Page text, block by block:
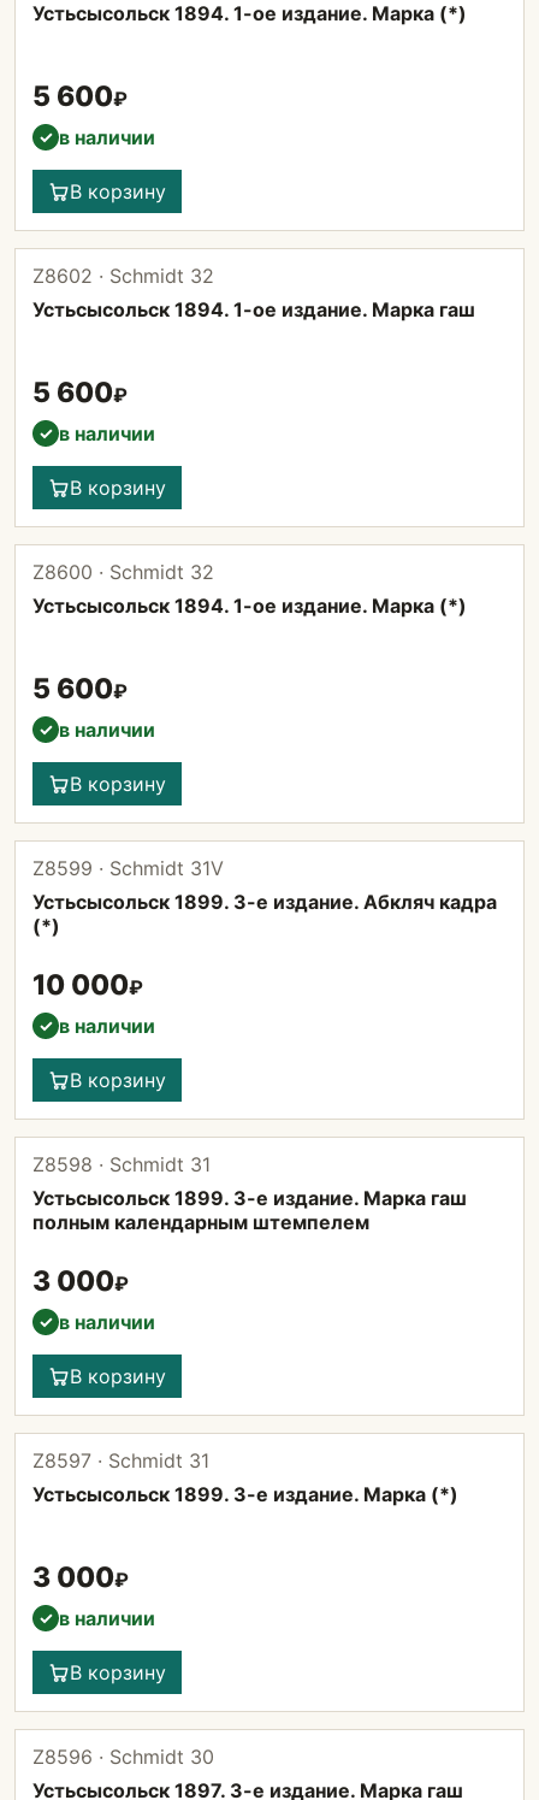
Устьсысольск 1894. 1-ое издание. Марка (*)
5 600₽
✓ в наличии
В корзину
Z8602 · Schmidt 32
Устьсысольск 1894. 1-ое издание. Марка гаш
5 600₽
✓ в наличии
В корзину
Z8600 · Schmidt 32
Устьсысольск 1894. 1-ое издание. Марка (*)
5 600₽
✓ в наличии
В корзину
Z8599 · Schmidt 31V
Устьсысольск 1899. 3-е издание. Абкляч кадра
(*)
10 000₽
✓ в наличии
В корзину
Z8598 · Schmidt 31
Устьсысольск 1899. 3-е издание. Марка гаш
полным календарным штемпелем
3 000₽
✓ в наличии
В корзину
Z8597 · Schmidt 31
Устьсысольск 1899. 3-е издание. Марка (*)
3 000₽
✓ в наличии
В корзину
Z8596 · Schmidt 30
Устьсысольск 1897. 3-е издание. Марка гаш